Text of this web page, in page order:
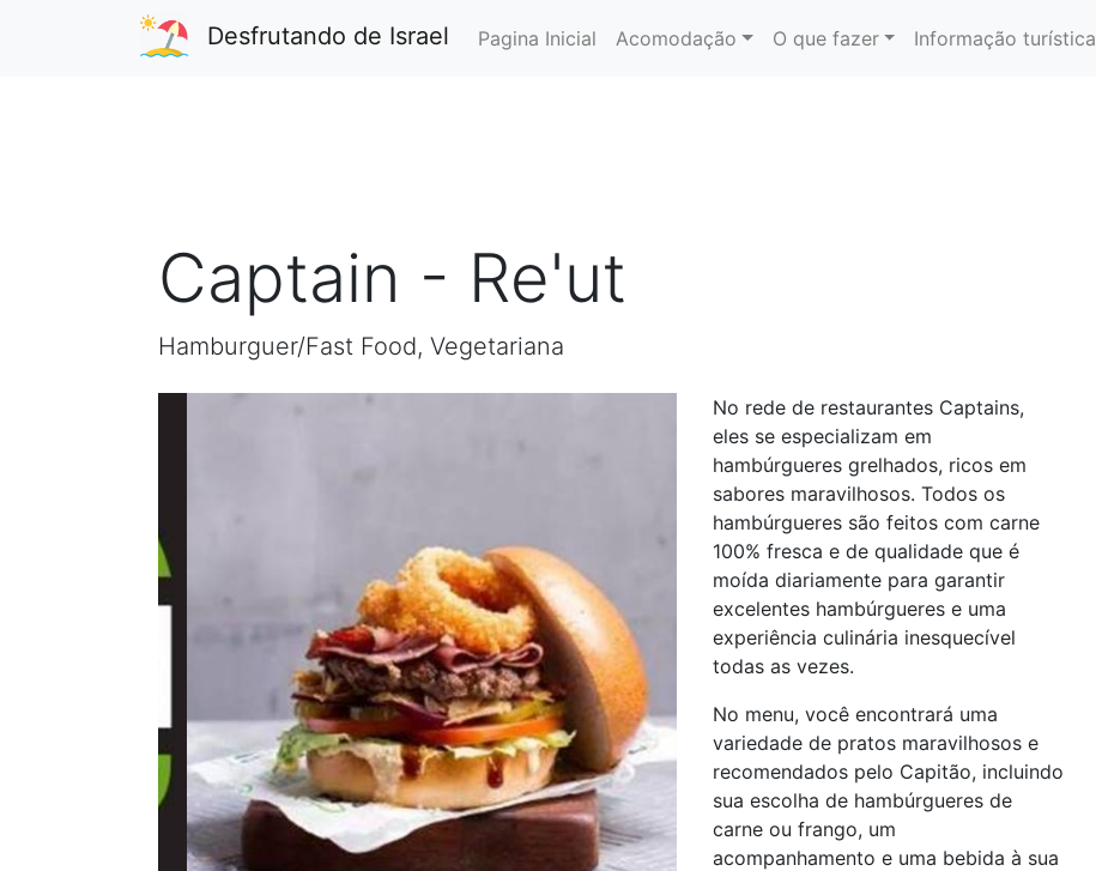
Desfrutando de Israel Pagina Inicial Acomodação O que fazer Informação turística
Captain - Re'ut
Hamburguer/Fast Food, Vegetariana
No rede de restaurantes Captains,
eles se especializam em
hambúrgueres grelhados, ricos em
sabores maravilhosos. Todos os
hambúrgueres são feitos com carne
100% fresca e de qualidade que é
moída diariamente para garantir
excelentes hambúrgueres e uma
experiência culinária inesquecível
todas as vezes.
No menu, você encontrará uma
variedade de pratos maravilhosos e
recomendados pelo Capitão, incluindo
sua escolha de hambúrgueres de
carne ou frango, um
acompanhamento e uma bebida à sua